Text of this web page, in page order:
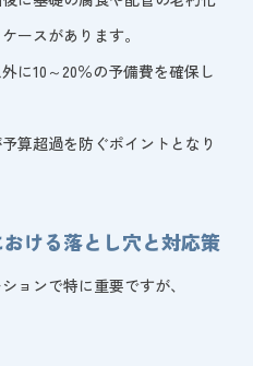
ースがあります。
に10～20％の予備費を確保し
算超過を防ぐポイントとなり
ける落とし穴と対応策
ョンで特に重要ですが、